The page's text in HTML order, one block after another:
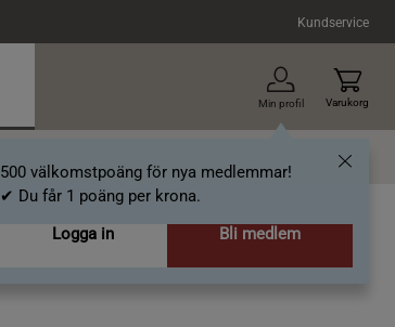
Kundservice
Min profil
500 välkomstpoäng för nya medlemmar!
✔ Du får 1 poäng per krona.
Logga in
Bli medlem
Varukorg